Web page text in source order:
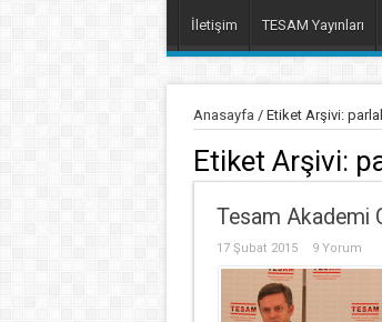
İletişim TESAM Yayınları
Anasayfa / Etiket Arşivi:
Etiket Arşivi:
Tesam Akademi
17 Şubat 2015 9 Yorum